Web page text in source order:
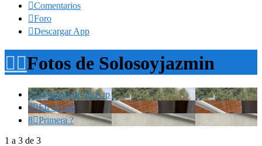
Comentarios
Foro
Descargar App
Fotos de Solosoyjazmin
7Despues de años :p
9En el cole
8Primera ?
1 a 3 de 3